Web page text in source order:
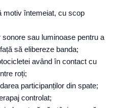
motiv întemeiat, cu scop
sau luminoase pentru a
să elibereze banda;
având în contact cu
roți;
participanților din spate;
controlat;